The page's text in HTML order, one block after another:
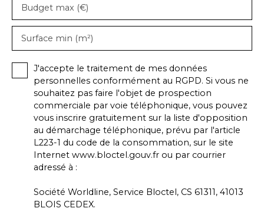
Budget max (€)
Surface min (m²)
J'accepte le traitement de mes données
personnelles conformément au RGPD. Si vous ne
souhaitez pas faire l'objet de prospection
commerciale par voie téléphonique, vous pouvez
vous inscrire gratuitement sur la liste d'opposition
au démarchage téléphonique, prévu par l'article
L223-1 du code de la consommation, sur le site
Internet www.bloctel.gouv.fr ou par courrier
adressé à :
Société Worldline, Service Bloctel, CS 61311, 41013
BLOIS CEDEX.